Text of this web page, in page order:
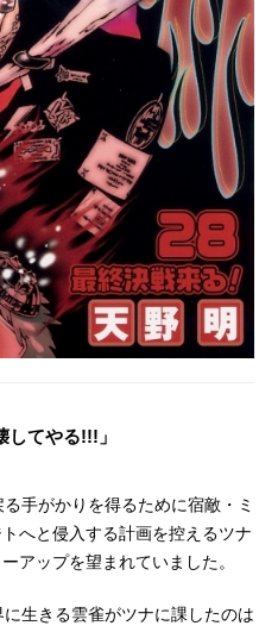
してやる!!!」
手がかりを得るために宿敵・ミ
へと侵入する計画を控えるツナ
アップを望まれていました。
生きる雲雀がツナに課したのは